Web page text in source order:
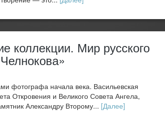
коллекции. Мир русского
фотографа начала века. Васильевская
Откровения и Великого Совета Ангела,
Александру Второму... [Далее]